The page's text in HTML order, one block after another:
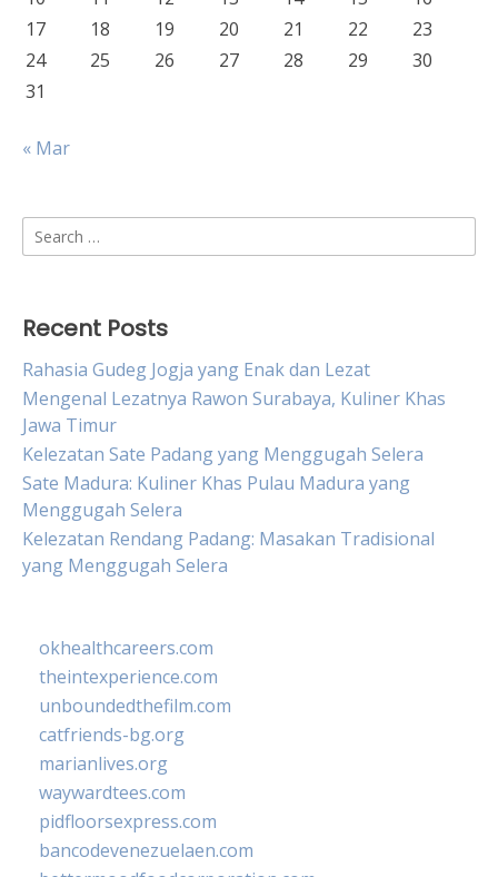
17
18 19 20 21 22
23
24
25 26 27 28 29
30
31
« Mar
Search
for:
Recent Posts
Rahasia Gudeg Jogja yang Enak dan Lezat
Mengenal Lezatnya Rawon Surabaya, Kuliner Khas
Jawa Timur
Kelezatan Sate Padang yang Menggugah Selera
Sate Madura: Kuliner Khas Pulau Madura yang
Menggugah Selera
Kelezatan Rendang Padang: Masakan Tradisional
yang Menggugah Selera
okhealthcareers.com
theintexperience.com
unboundedthefilm.com
catfriends-bg.org
marianlives.org
waywardtees.com
pidfloorsexpress.com
bancodevenezuelaen.com